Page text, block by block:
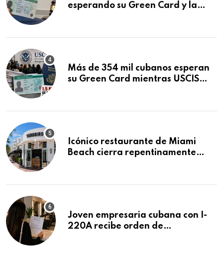
esperando su Green Card y la
Más de 354 mil cubanos esperan
su Green Card mientras USCIS
Icónico restaurante de Miami
Beach cierra repentinamente
Joven empresaria cubana con I-
220A recibe orden de